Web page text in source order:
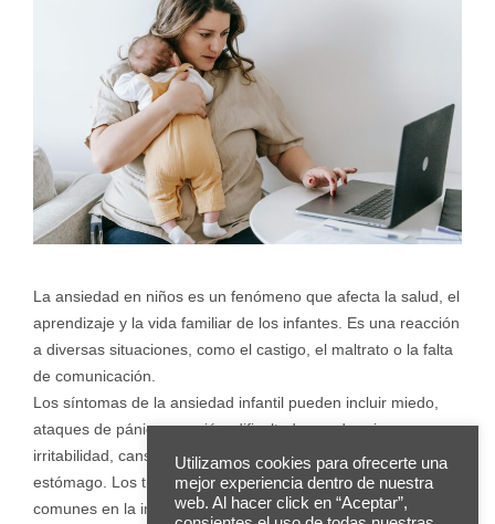
La ansiedad en niños es un fenómeno que afecta la salud, el
aprendizaje y la vida familiar de los infantes. Es una reacción
a diversas situaciones, como el castigo, el maltrato o la falta
de comunicación.
Los síntomas de la ansiedad infantil pueden incluir miedo,
ataques de pánico, evasión, dificultad para dormir,
irritabilidad, cansancio, dolores de cabeza o dolores de
estómago. Los trastornos de ansiedad en niños son más
comunes en la infancia y pueden durar hasta la edad adulta.
Utilizamos cookies para ofrecerte una
mejor experiencia dentro de nuestra
web. Al hacer click en “Aceptar”,